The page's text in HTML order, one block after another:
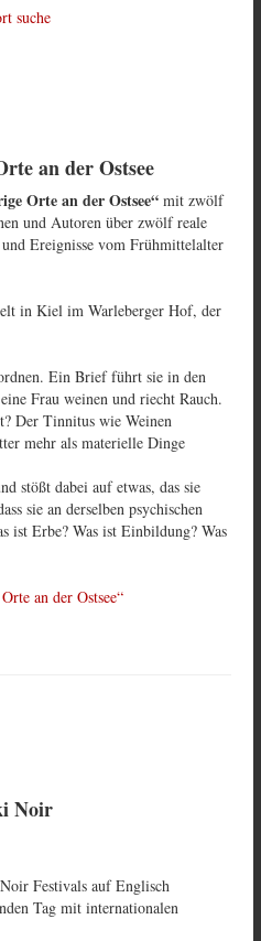
suche
an der Ostsee
Orte an der Ostsee“ mit zwölf
und Autoren über zwölf reale
Ereignisse vom Frühmittelalter
in Kiel im Warleberger Hof, der
Ein Brief führt sie in den
Frau weinen und riecht Rauch.
Der Tinnitus wie Weinen
mehr als materielle Dinge
stößt dabei auf etwas, das sie
sie an derselben psychischen
ist Erbe? Was ist Einbildung? Was
an der Ostsee“
Noir
Festivals auf Englisch
Tag mit internationalen